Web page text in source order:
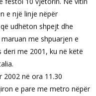
e një linje nëpër
udhëton shpejt dhe
me shpuarjen e
me 2001, ku në këtë
2002 në ora 11.30
e pare me metro nëpër